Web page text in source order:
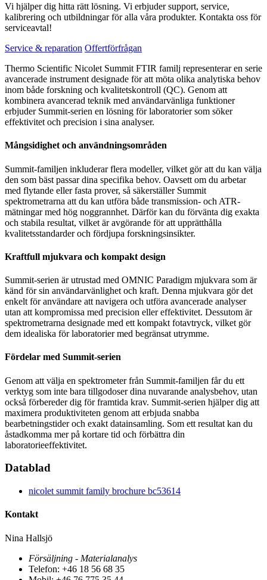
Vi hjälper dig hitta rätt lösning. Vi erbjuder support, service,
kalibrering och utbildningar för alla våra produkter. Kontakta oss för
serviceavtal!
Service & reparation Offertförfrågan
Thermo Scientific Nicolet Summit FTIR familj representerar en serie
avancerade instrument designade för att möta olika analytiska behov
inom både forskning och kvalitetskontroll (QC). Genom att
kombinera avancerad teknik med användarvänliga funktioner
erbjuder Summit-serien en lösning för laboratorier som söker
effektivitet och precision i sina analyser.
Mångsidighet och användningsområden
Summit-familjen inkluderar flera modeller, vilket gör att du kan välja
den som bäst passar dina specifika behov. Oavsett om du arbetar
med flytande eller fasta prover, så säkerställer Summit
spektrometrarna att du kan utföra både transmission- och ATR-
mätningar med hög noggrannhet. Därför kan du förvänta dig exakta
och stabila resultat, vilket är avgörande för att upprätthålla
kvalitetsstandarder och fördjupa forskningsinsikter.
Kraftfull mjukvara och kompakt design
Summit-serien är utrustad med OMNIC Paradigm mjukvara som är
känd för sin användarvänlighet och kraft. Denna mjukvara gör det
enkelt för användare att navigera och utföra avancerade analyser
utan att kompromissa med precision eller effektivitet. Dessutom är
spektrometrarna designade med ett kompakt fotavtryck, vilket gör
dem idealiska för laboratorier med begränsat utrymme.
Fördelar med Summit-serien
Genom att välja en spektrometer från Summit-familjen får du ett
verktyg som inte bara tillgodoser dina nuvarande analysbehov, utan
också förbereder dig för framtida krav. Summit-serien hjälper dig att
maximera produktiviteten genom att erbjuda snabba
bearbetningstider och exakt datainsamling. Som ett resultat kan du
åstadkomma mer på kortare tid och förbättra din
laboratorieeffektivitet.
Datablad
nicolet summit family brochure bc53614
Kontakt
Nina Hallsjö
Försäljning - Materialanalys
Telefon: +46 18 56 68 35